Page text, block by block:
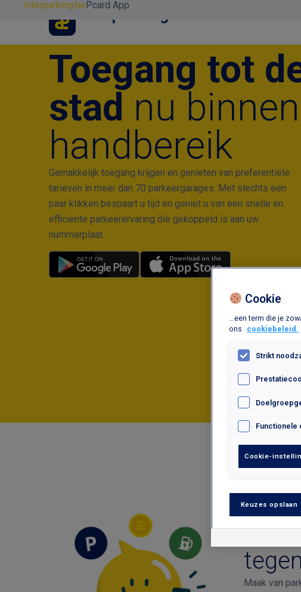
Interparking.be Pcard App
Interparking
Toegang tot
stad nu binnen
handbereik
Gemakkelijk toegang krijgen en genieten van preferentiële
tarieven in meer dan 70 parkeergarages. Met slechts een
paar klikken bespaart u tijd en geniet u van een snelle en
efficiënte parkeerervaring die gekoppeld is aan uw
nummerplaat.
Zeg
Maak van
Cookie
...een term die je
ons
cookiebeleid.
Strikt
Functionele
Cookie-
Keuzes opslaan